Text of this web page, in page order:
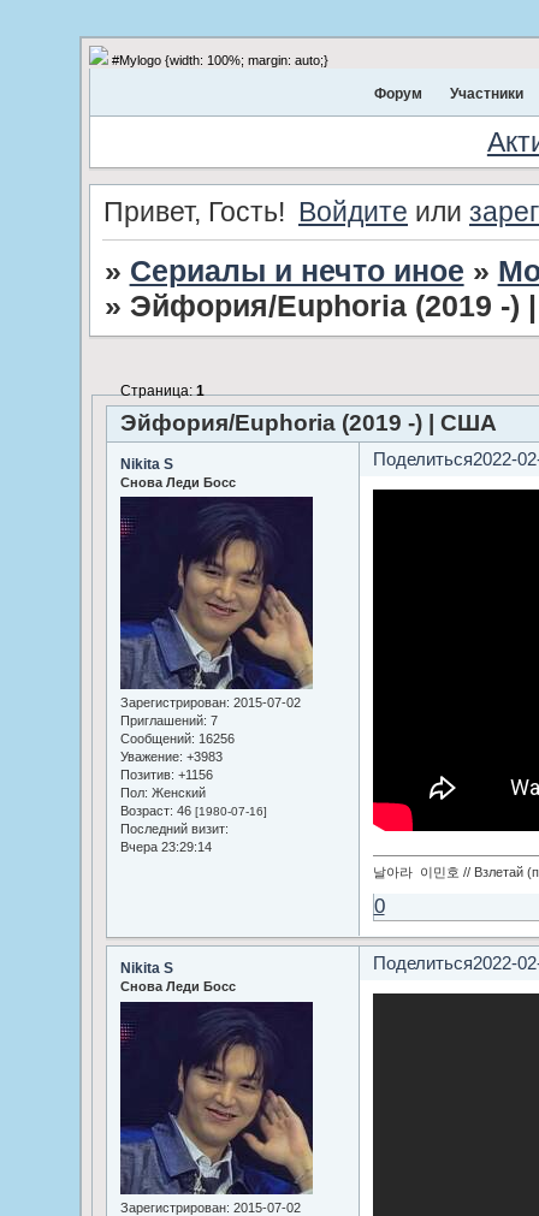
#Mylogo {width: 100%; margin: auto;}
Форум Участники
Привет, Гость! Войдите или
» Сериалы и нечто иное »
» Эйфория/Euphoria (2019 -
Эйфория/Euphoria (2019 -) | США
Страница:1
Поделиться2022-
Nikita S
Снова Леди Босс
Зарегистрирован: 2015-07-02
Приглашений: 7
Сообщений: 16256
Уважение: +3983
Позитив: +1156
Пол: Женский
Возраст: 46 [1980-07-16]
Последний визит:
Вчера 23:29:14
날아라 이민호 // Взлетай
0
Поделиться2022-
Nikita S
Снова Леди Босс
Зарегистрирован: 2015-07-02